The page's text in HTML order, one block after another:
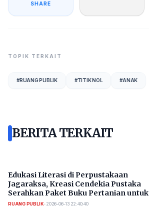
SHARE
TOPIK TERKAIT
#RUANG PUBLIK #TITIK NOL #ANAK
BERITA TERKAIT
Edukasi Literasi di Perpustakaan
Jagaraksa, Kreasi Cendekia Pustaka
Serahkan Paket Buku Pertanian untuk
Petani
RUANG PUBLIK• 2026-06-13 22:40:40